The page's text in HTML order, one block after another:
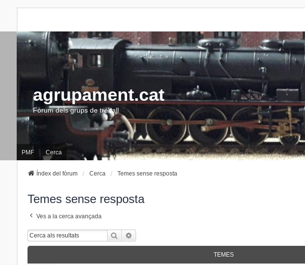
agrupament.cat
Fòrum dels grups de treball
PMF Cerca
Índex del fòrum Cerca Temes sense resposta
Temes sense resposta
Ves a la cerca avançada
Cerca
TEMES